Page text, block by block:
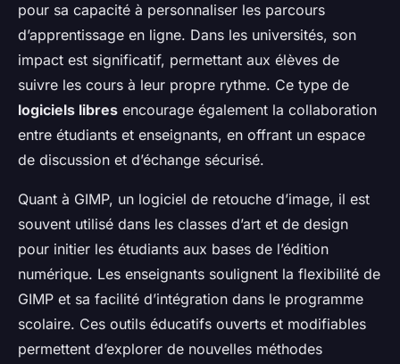
pour sa capacité à personnaliser les parcours
d’apprentissage en ligne. Dans les universités, son
impact est significatif, permettant aux élèves de
suivre les cours à leur propre rythme. Ce type de
logiciels libres encourage également la collaboration
entre étudiants et enseignants, en offrant un espace
de discussion et d’échange sécurisé.
Quant à GIMP, un logiciel de retouche d’image, il est
souvent utilisé dans les classes d’art et de design
pour initier les étudiants aux bases de l’édition
numérique. Les enseignants soulignent la flexibilité de
GIMP et sa facilité d’intégration dans le programme
scolaire. Ces outils éducatifs ouverts et modifiables
permettent d’explorer de nouvelles méthodes